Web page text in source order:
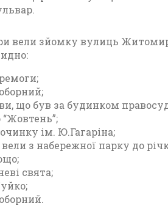
вели зйомку вулиць
що був за будинком
“Жовтень”;
ім. Ю.Гагаріна;
з набережної парку до
свята;